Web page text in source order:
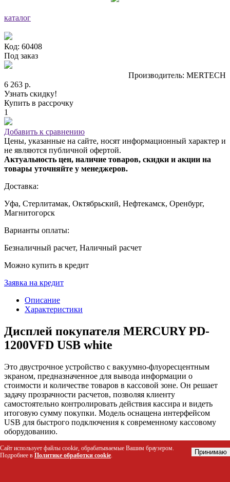
каталог
Код: 60408
Под заказ
Производитель: MERTECH
6 263 р.
Узнать скидку!
Купить в рассрочку
1
Добавить к сравнению
Цены, указанные на сайте, носят информационный характер и
не являются публичной офертой.
Актуальность цен, наличие товаров, скидки и акции на
товары уточняйте у менеджеров.
Доставка:
Уфа, Стерлитамак, Октябрьский, Нефтекамск, Оренбург,
Магнитогорск
Варианты оплаты:
Безналичный расчет, Наличный расчет
Можно купить в кредит
Заявка на кредит
Описание
Характеристики
Дисплей покупателя MERCURY PD-
1200VFD USB white
Это двустрочное устройство с вакуумно-флуоресцентным
экраном, предназначенное для вывода информации о
стоимости и количестве товаров в кассовой зоне. Он решает
задачу прозрачности расчетов, позволяя клиенту
самостоятельно контролировать действия кассира и видеть
итоговую сумму покупки. Модель оснащена интерфейсом
USB для быстрого подключения к современному кассовому
оборудованию.
Кому подойдет этот товар
Сайт использует файлы cookie, обрабатываемые Вашим браузером.
Подробнее в Политике обработки cookie. Принимаю